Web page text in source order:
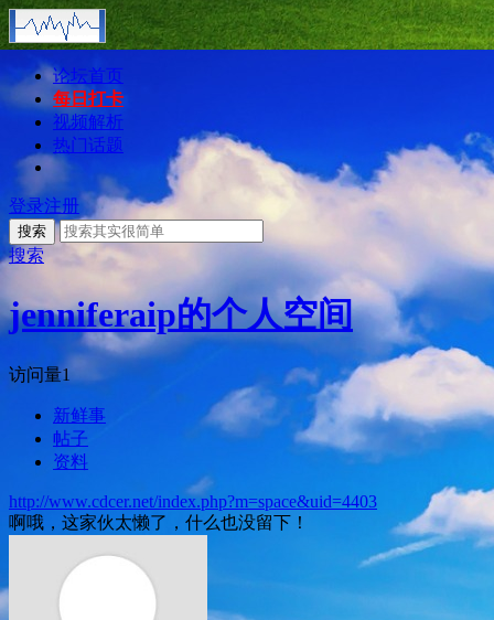
论坛首页
每日打卡
视频解析
热门话题
登录注册
搜索
搜索
jenniferaip的个人空间
访问量1
新鲜事
帖子
资料
http://www.cdcer.net/index.php?m=space&uid=4403
啊哦，这家伙太懒了，什么也没留下！